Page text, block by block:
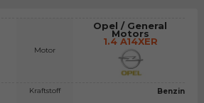
Motor
Kraftstoff
Opel / General
Motors
1.4 A14XER
Benzin